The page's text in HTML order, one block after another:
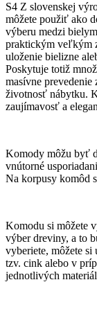
S4 Z slovenskej
môžete použiť ako
výberu medzi
praktickým veľkým
uloženie bielizne
Poskytuje totiž
masívne
životnosť nábytku.
zaujímavosť a
Komody môžu byť
vnútorné
Na korpusy komôd
Komodu si môžete
výber dreviny, a to
vyberiete, môžete
tzv. cink alebo v
jednotlivých